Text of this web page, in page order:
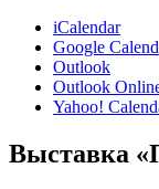
iCalendar
Google
Outlook
Outlook
Yahoo!
Выставка